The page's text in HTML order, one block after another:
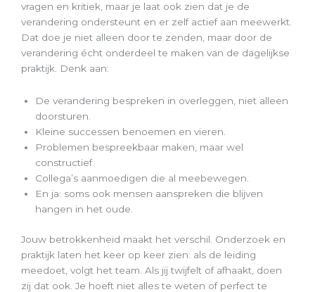
vragen en kritiek, maar je laat ook zien dat je de
verandering ondersteunt en er zelf actief aan meewerkt.
Dat doe je niet alleen door te zenden, maar door de
verandering écht onderdeel te maken van de dagelijkse
praktijk. Denk aan:
De verandering bespreken in overleggen, niet alleen
doorsturen.
Kleine successen benoemen en vieren.
Problemen bespreekbaar maken, maar wel
constructief.
Collega’s aanmoedigen die al meebewegen.
En ja: soms ook mensen aanspreken die blijven
hangen in het oude.
Jouw betrokkenheid maakt het verschil. Onderzoek en
praktijk laten het keer op keer zien: als de leiding
meedoet, volgt het team. Als jij twijfelt of afhaakt, doen
zij dat ook. Je hoeft niet alles te weten of perfect te